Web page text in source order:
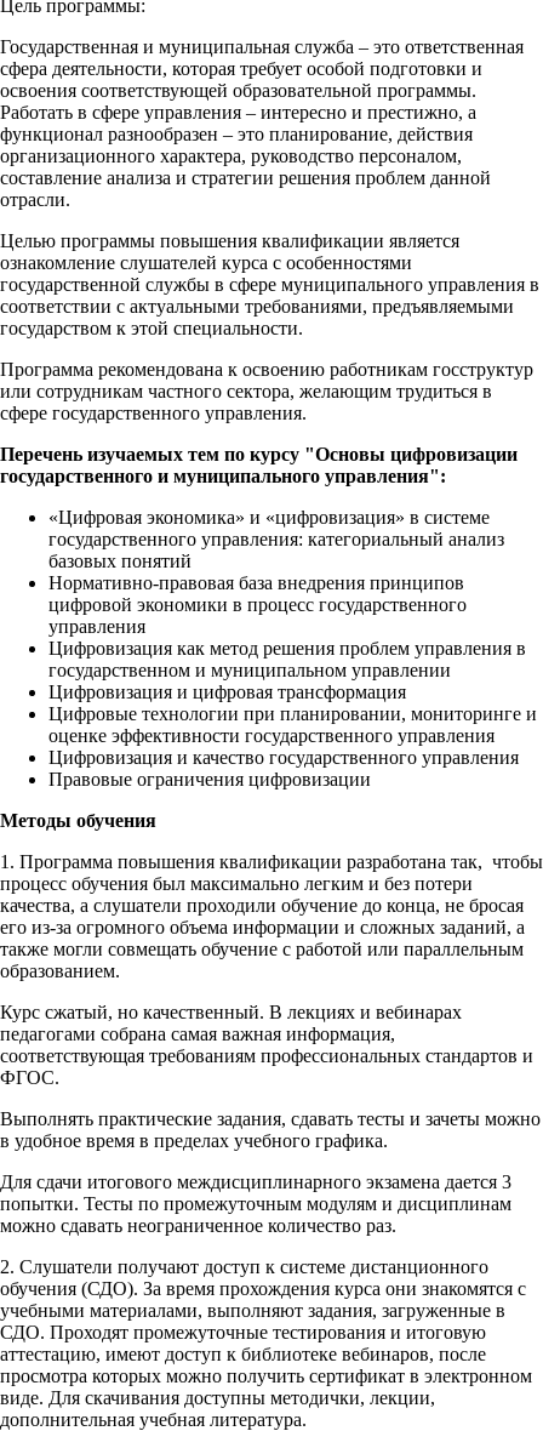
Цель программы:
Государственная и муниципальная служба – это ответственная
сфера деятельности, которая требует особой подготовки и
освоения соответствующей образовательной программы.
Работать в сфере управления – интересно и престижно, а
функционал разнообразен – это планирование, действия
организационного характера, руководство персоналом,
составление анализа и стратегии решения проблем данной
отрасли.
Целью программы повышения квалификации является
ознакомление слушателей курса с особенностями
государственной службы в сфере муниципального управления в
соответствии с актуальными требованиями, предъявляемыми
государством к этой специальности.
Программа рекомендована к освоению работникам госструктур
или сотрудникам частного сектора, желающим трудиться в
сфере государственного управления.
Перечень изучаемых тем по курсу "Основы цифровизации
государственного и муниципального управления":
«Цифровая экономика» и «цифровизация» в системе
государственного управления: категориальный анализ
базовых понятий
Нормативно-правовая база внедрения принципов
цифровой экономики в процесс государственного
управления
Цифровизация как метод решения проблем управления в
государственном и муниципальном управлении
Цифровизация и цифровая трансформация
Цифровые технологии при планировании, мониторинге и
оценке эффективности государственного управления
Цифровизация и качество государственного управления
Правовые ограничения цифровизации
Методы обучения
1. Программа повышения квалификации разработана так, чтобы
процесс обучения был максимально легким и без потери
качества, а слушатели проходили обучение до конца, не бросая
его из-за огромного объема информации и сложных заданий, а
также могли совмещать обучение с работой или параллельным
образованием.
Курс сжатый, но качественный. В лекциях и вебинарах
педагогами собрана самая важная информация,
соответствующая требованиям профессиональных стандартов и
ФГОС.
Выполнять практические задания, сдавать тесты и зачеты можно
в удобное время в пределах учебного графика.
Для сдачи итогового междисциплинарного экзамена дается 3
попытки. Тесты по промежуточным модулям и дисциплинам
можно сдавать неограниченное количество раз.
2. Слушатели получают доступ к системе дистанционного
обучения (СДО). За время прохождения курса они знакомятся с
учебными материалами, выполняют задания, загруженные в
СДО. Проходят промежуточные тестирования и итоговую
аттестацию, имеют доступ к библиотеке вебинаров, после
просмотра которых можно получить сертификат в электронном
виде. Для скачивания доступны методички, лекции,
дополнительная учебная литература.